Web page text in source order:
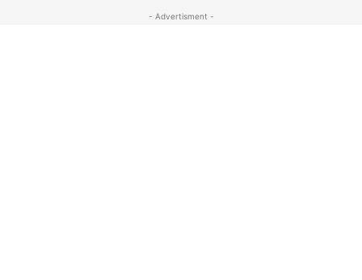
- Advertisment -